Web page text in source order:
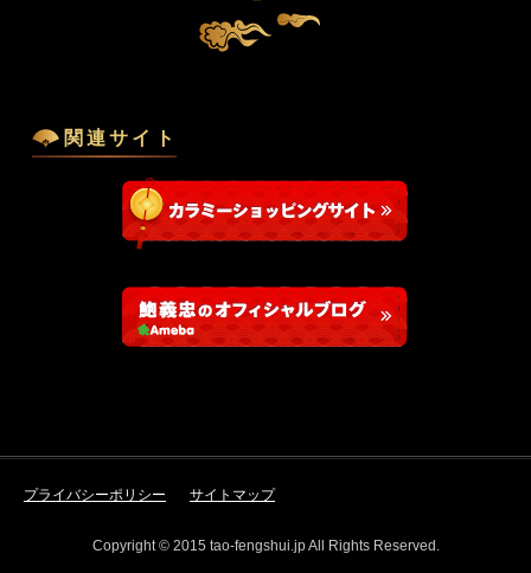
関連サイト
プライバシーポリシー サイトマップ
Copyright © 2015 tao-fengshui.jp All Rights Reserved.